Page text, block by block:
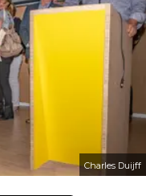
Charles Duijff